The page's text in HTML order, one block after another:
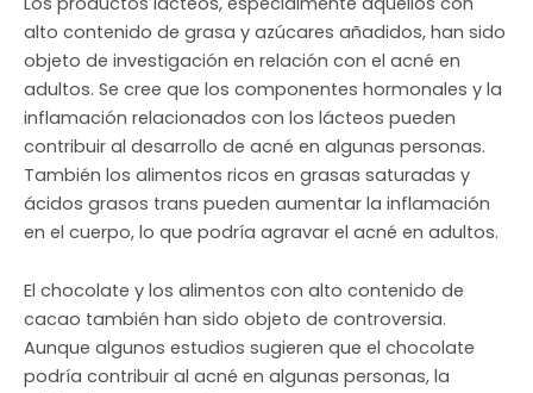
alto contenido de grasa y azúcares añadidos, han sido
objeto de investigación en relación con el acné en
adultos. Se cree que los componentes hormonales y la
inflamación relacionados con los lácteos pueden
contribuir al desarrollo de acné en algunas personas.
También los alimentos ricos en grasas saturadas y
ácidos grasos trans pueden aumentar la inflamación
en el cuerpo, lo que podría agravar el acné en adultos.
El chocolate y los alimentos con alto contenido de
cacao también han sido objeto de controversia.
Aunque algunos estudios sugieren que el chocolate
podría contribuir al acné en algunas personas, la